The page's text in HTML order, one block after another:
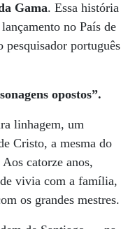
Gama. Essa história
no País de
pesquisador português
opostos”.
linhagem, um
Cristo, a mesma do
catorze anos,
vivia com a família,
os grandes mestres.